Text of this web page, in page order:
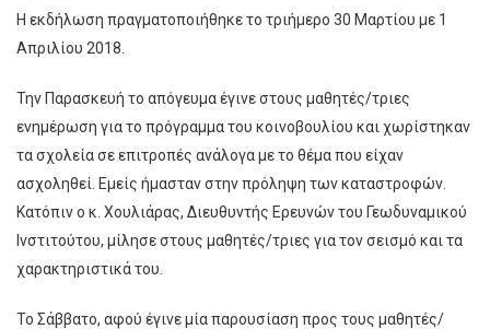
Η εκδήλωση πραγματοποιήθηκε το τριήμερο 30 Μαρτίου με 1
Απριλίου 2018.
Την Παρασκευή το απόγευμα έγινε στους μαθητές/τριες
ενημέρωση για το πρόγραμμα του κοινοβουλίου και χωρίστηκαν
τα σχολεία σε επιτροπές ανάλογα με το θέμα που είχαν
ασχοληθεί. Εμείς ήμασταν στην πρόληψη των καταστροφών.
Κατόπιν ο κ. Χουλιάρας, Διευθυντής Ερευνών του Γεωδυναμικού
Ινστιτούτου, μίλησε στους μαθητές/τριες για τον σεισμό και τα
χαρακτηριστικά του.
Το Σάββατο, αφού έγινε μία παρουσίαση προς τους μαθητές/